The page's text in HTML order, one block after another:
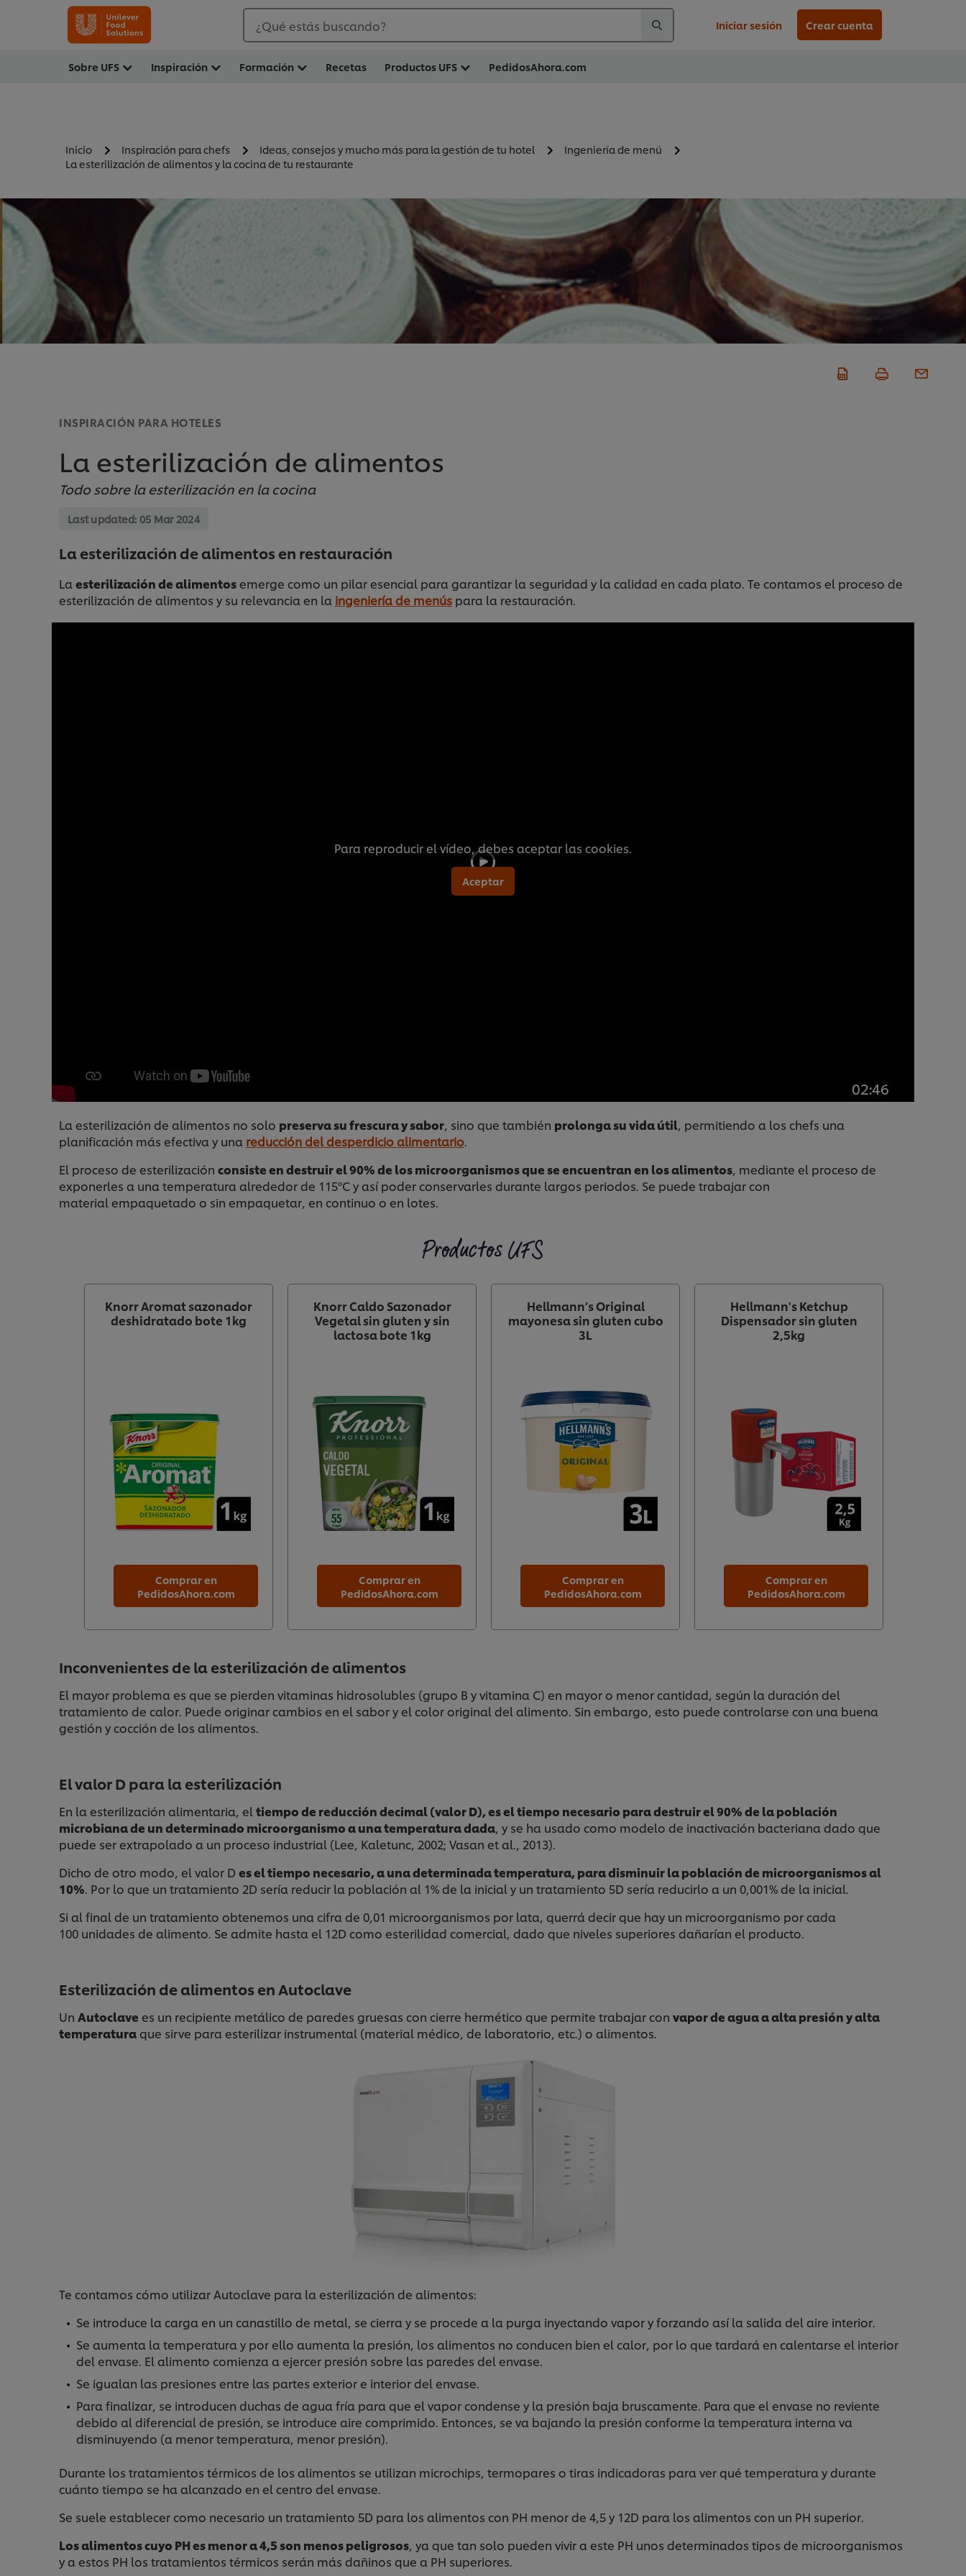
¿Qué estás buscando? Iniciar sesión Crear cuenta
Sobre UFS Inspiración Formación Recetas Productos UFS PedidosAhora.com
Inicio Inspiración para chefs Ideas, consejos y mucho más para la gestión de tu hotel
Ingeniería de menú
La esterilización de alimentos y la cocina de tu restaurante
INSPIRACIÓN PARA HOTELES
La esterilización de alimentos
Todo sobre la esterilización en la cocina
Last updated: 05 Mar 2024
La esterilización de alimentos en restauración
La esterilización de alimentos emerge como un pilar esencial para garantizar la seguridad y la calidad en cada plato. Te contamos el proceso de
esterilización de alimentos y su relevancia en la ingeniería de menús para la restauración.
Para reproducir el vídeo, debes aceptar las cookies.
Aceptar
02:46
La esterilización de alimentos no solo preserva su frescura y sabor, sino que también prolonga su vida útil, permitiendo a los chefs una
planificación más efectiva y una reducción del desperdicio alimentario.
El proceso de esterilización consiste en destruir el 90% de los microorganismos que se encuentran en los alimentos, mediante el proceso de
exponerles a una temperatura alrededor de 115ºC y así poder conservarles durante largos periodos. Se puede trabajar con
material empaquetado o sin empaquetar, en continuo o en lotes.
Productos UFS
Knorr Aromat sazonador
deshidratado bote 1kg
Comprar en
PedidosAhora.com
Knorr Caldo Sazonador
Vegetal sin gluten y sin
lactosa bote 1kg
Comprar en
PedidosAhora.com
Hellmann’s Original
mayonesa sin gluten cubo
3L
Comprar en
PedidosAhora.com
Hellmann's Ketchup
Dispensador sin gluten
2,5kg
Comprar en
PedidosAhora.com
Inconvenientes de la esterilización de alimentos
El mayor problema es que se pierden vitaminas hidrosolubles (grupo B y vitamina C) en mayor o menor cantidad, según la duración del
tratamiento de calor. Puede originar cambios en el sabor y el color original del alimento. Sin embargo, esto puede controlarse con una buena
gestión y cocción de los alimentos.
El valor D para la esterilización
En la esterilización alimentaria, eltiempo de reducción decimal (valor D), es el tiempo necesario para destruir el 90% de la población
microbiana de un determinado microorganismo a una temperatura dada, y se ha usado como modelo de inactivación bacteriana dado que
puede ser extrapolado a un proceso industrial (Lee, Kaletunc, 2002; Vasan et al., 2013).
Dicho de otro modo, el valor D es el tiempo necesario, a una determinada temperatura, para disminuir la población de microorganismos al
10%. Por lo que un tratamiento 2D sería reducir la población al 1% de la inicial y un tratamiento 5D sería reducirlo a un 0,001% de la inicial.
Si al final de un tratamiento obtenemos una cifra de 0,01 microorganismos por lata, querrá decir que hay un microorganismo por cada
100 unidades de alimento. Se admite hasta el 12D como esterilidad comercial, dado que niveles superiores dañarían el producto.
Esterilización de alimentos en Autoclave
Un Autoclave es un recipiente metálico de paredes gruesas con cierre hermético que permite trabajar con vapor de agua a alta presión y alta
temperatura que sirve para esterilizar instrumental (material médico, de laboratorio, etc.) o alimentos.
Te contamos cómo utilizar Autoclave para la esterilización de alimentos:
Se introduce la carga en un canastillo de metal, se cierra y se procede a la purga inyectando vapor y forzando así la salida del aire interior.
Se aumenta la temperatura y por ello aumenta la presión, los alimentos no conducen bien el calor, por lo que tardará en calentarse el interior
del envase. El alimento comienza a ejercer presión sobre las paredes del envase.
Se igualan las presiones entre las partes exterior e interior del envase.
Para finalizar, se introducen duchas de agua fría para que el vapor condense y la presión baja bruscamente. Para que el envase no reviente
debido al diferencial de presión, se introduce aire comprimido. Entonces, se va bajando la presión conforme la temperatura interna va
disminuyendo (a menor temperatura, menor presión).
Durante los tratamientos térmicos de los alimentos se utilizan microchips, termopares o tiras indicadoras para ver qué temperatura y durante
cuánto tiempo se ha alcanzado en el centro del envase.
Se suele establecer como necesario un tratamiento 5D para los alimentos con PH menor de 4,5 y 12D para los alimentos con un PH superior.
Los alimentos cuyo PH es menor a 4,5 son menos peligrosos, ya que tan solo pueden vivir a este PH unos determinados tipos de microorganismos
y a estos PH los tratamientos térmicos serán más dañinos que a PH superiores.